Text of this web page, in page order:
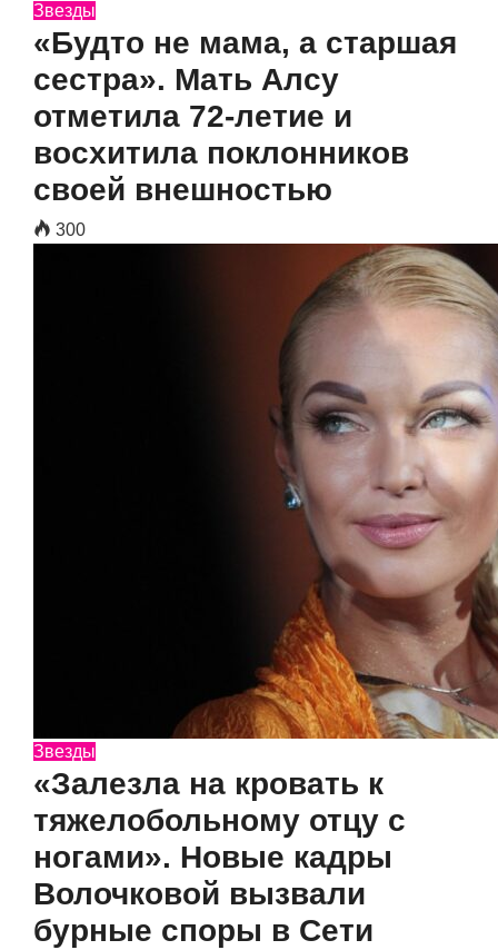
Звезды
«Будто не мама, а старшая
сестра». Мать Алсу
отметила 72-летие и
восхитила поклонников
своей внешностью
300
Звезды
«Залезла на кровать к
тяжелобольному отцу с
ногами». Новые кадры
Волочковой вызвали
бурные споры в Сети